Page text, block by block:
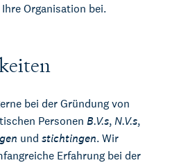
Organisation bei.
bei der Gründung von
Personen B.V.s,N.V.s,
und stichtingen. Wir
Erfahrung bei der